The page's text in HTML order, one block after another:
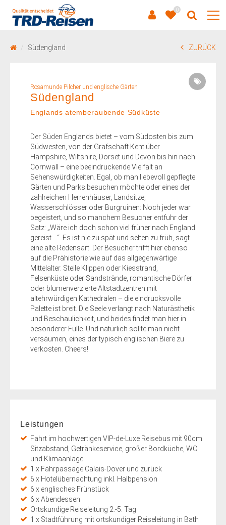
0
Südengland ZURÜCK
Rosamunde Pilcher und englische Gärten
Südengland
Englands atemberaubende Südküste
Der Süden Englands bietet – vom Südosten bis zum
Südwesten, von der Grafschaft Kent über
Hampshire, Wiltshire, Dorset und Devon bis hin nach
Cornwall – eine beeindruckende Vielfalt an
Sehenswürdigkeiten. Egal, ob man liebevoll gepflegte
Gärten und Parks besuchen möchte oder eines der
zahlreichen Herrenhäuser, Landsitze,
Wasserschlösser oder Burgruinen: Noch jeder war
begeistert, und so manchem Besucher entfuhr der
Satz: „Wäre ich doch schon viel früher nach England
gereist …“. Es ist nie zu spät und selten zu früh, sagt
eine alte Redensart. Der Besucher trifft hier ebenso
auf die Prähistorie wie auf das allgegenwärtige
Mittelalter. Steile Klippen oder Kiesstrand,
Felsenküste oder Sandstrände, romantische Dörfer
oder blumenverzierte Altstadtzentren mit
altehrwürdigen Kathedralen – die eindrucksvolle
Palette ist breit. Die Seele verlangt nach Naturästhetik
und Beschaulichkeit, und beides findet man hier in
besonderer Fülle. Und natürlich sollte man nicht
versäumen, eines der typisch englischen Biere zu
verkosten. Cheers!
Leistungen
Fahrt im hochwertigen VIP-de-Luxe Reisebus mit 90cm
Sitzabstand, Getränkeservice, großer Bordküche, WC
und Klimaanlage
1 x Fährpassage Calais-Dover und zurück
6 x Hotelübernachtung inkl. Halbpension
6 x englisches Frühstück
6 x Abendessen
Ortskundige Reiseleitung 2.-5. Tag
1 x Stadtführung mit ortskundiger Reiseleitung in Bath